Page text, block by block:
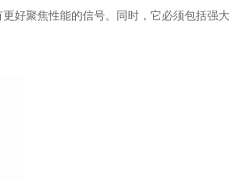
好聚焦性能的信号。同时，它必须包括强大